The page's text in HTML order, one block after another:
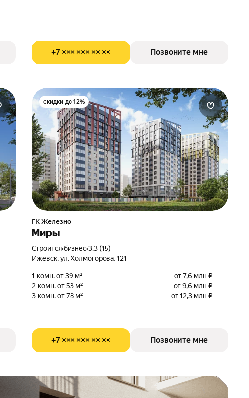
+7 ××× ××× ×× ×× Позвоните мне
скидки до 12%
ГК Железно
Миры
Строится•бизнес•3.3 (15)
Ижевск, ул. Холмогорова, 121
1-комн. от 39 м²
от 7,6 млн ₽
2-комн. от 53 м²
от 9,6 млн ₽
3-комн. от 78 м²
от 12,3 млн ₽
+7 ××× ××× ×× ×× Позвоните мне